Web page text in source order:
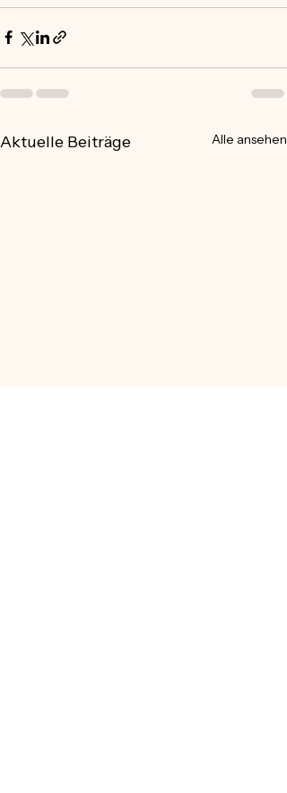
Aktuelle Beiträge Alle ansehen